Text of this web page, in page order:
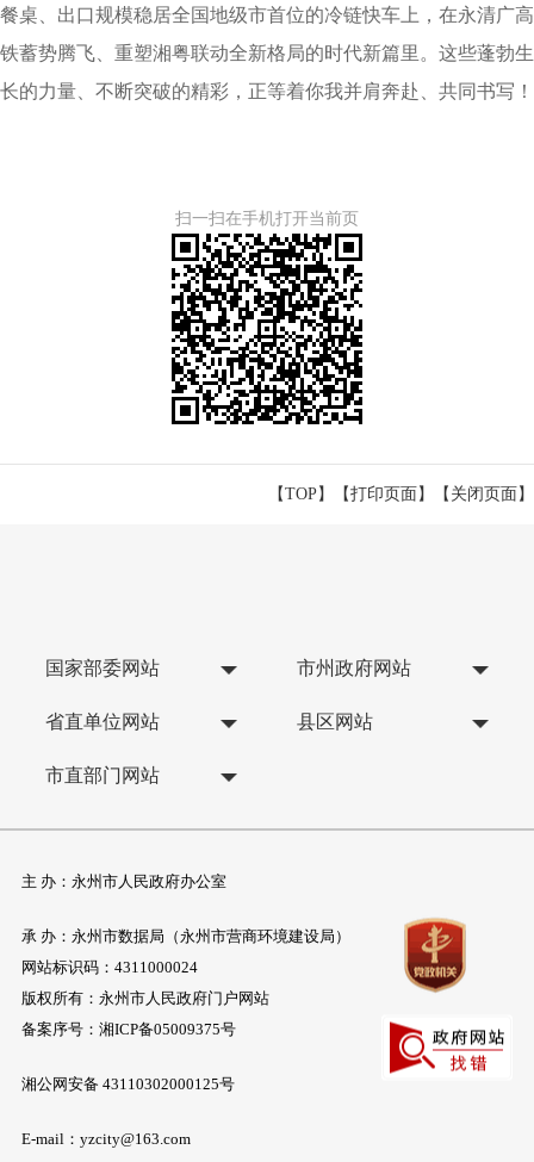
餐桌、出口规模稳居全国地级市首位的冷链快车上，在永清广高
铁蓄势腾飞、重塑湘粤联动全新格局的时代新篇里。这些蓬勃生
长的力量、不断突破的精彩，正等着你我并肩奔赴、共同书写！
扫一扫在手机打开当前页
【TOP】 【打印页面】【 关闭页面】
国家部委网站 市州政府网站
省直单位网站 县区网站
市直部门网站
主 办：永州市人民政府办公室
承 办：永州市数据局（永州市营商环境建设局）
网站标识码：4311000024
版权所有：永州市人民政府门户网站
备案序号： 湘ICP备05009375号
湘公网安备 43110302000125号
E-mail：yzcity@163.com